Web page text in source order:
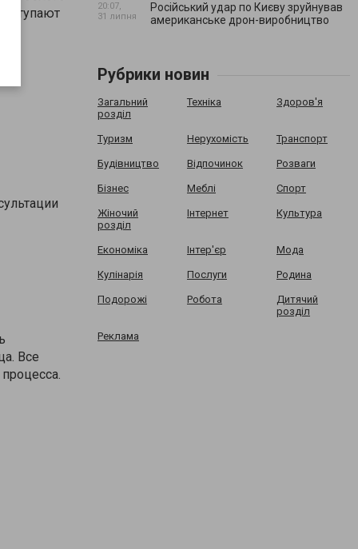
Все
Російський удар по Києву зруйнував
американське дрон-виробництво
20:07,
31 липня
Рубрики новин
Загальний
розділ
Техніка Здоров'я
Туризм Нерухомість Транспорт
Будівництво Відпочинок Розваги
Бізнес Меблі Спорт
Жіночий
розділ
Інтернет Культура
Економіка Інтер'єр Мода
Кулінарія Послуги Родина
Подорожі Робота
Дитячий
розділ
Реклама